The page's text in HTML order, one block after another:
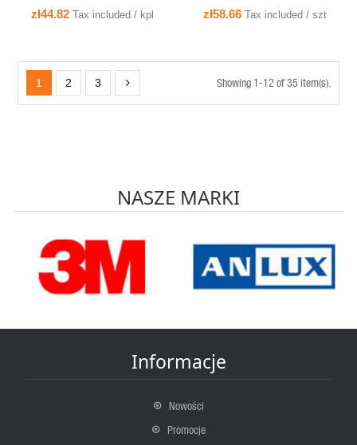
zł44.82 Tax included / kpl zł58.66 Tax included / szt
1 2 3 Showing 1-12 of 35 item(s).
NASZE MARKI
Informacje
Nowości
Promocje